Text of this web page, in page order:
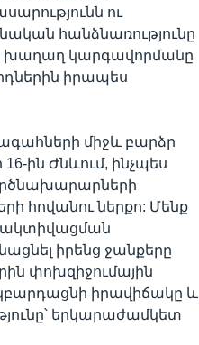
ու
հանձնառությունը
խաղաղ կարգավորմանը
իրապես
միջև բարձր
ին Ժնևում, ինչպես
հովանու ներքո: Մենք
ակտիվացման
իրենց ջանքերը
փոխզիջումային
իրավիճակը և
երկարաժամկետ